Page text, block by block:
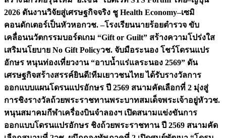
2026 ดันงานวิจัยสู่เศรษฐกิจจริง ชู Health Economy–เซมิ
คอนดักเตอร์เป็นหัวหอกวช. –โรงเรียนนายร้อยตำรวจ ขับ
เคลื่อนนวัตกรรมบอร์ดเกม “Gift or Guilt” สร้างความโปร่งใส
เสริมนโยบาย No Gift Policyวช. จับมือระนอง โชว์โดรนแปร
อักษร หนุนท่องเที่ยวงาน “อาบน้ำแร่แลระนอง 2569” ดัน
เศรษฐกิจสร้างสรรค์ยินดี!ทีมเยาวชนไทย ได้รับรางวัลการ
ออกแบบแผนโดรนแปรอักษร ปี 2569 สนามคัดเลือกที่ 2 มุ่งสู่
การชิงรางวัลถ้วยพระราชทานพระบาทสมเด็จพระเจ้าอยู่หัววช.
หนุนสมาคมกีฬาเครื่องบินจำลองฯ เปิดสนามแข่งขันการ
ออกแบบโดรนแปรอักษร ชิงถ้วยพระราชทาน ปี 2569 สนามคัด